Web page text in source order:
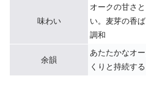
味わい
オークの甘さ
い。麦芽の香
調和
余韻
あたたかなオ
くりと持続する